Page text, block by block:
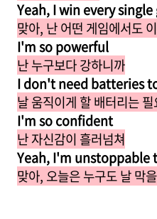
Yeah, I win every
맞아, 난 어떤 게임에서도
I'm so powerful
난 누구보다 강하니까
I don't need batteries
날 움직이게 할 배터리는
I'm so confident
난 자신감이 흘러넘쳐
Yeah, I'm unstoppable
맞아, 오늘은 누구도 날 막